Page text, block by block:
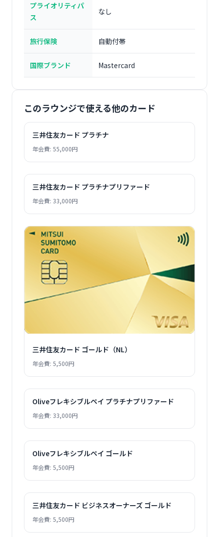
プライオリティパ
ス
なし
旅行保険 自動付帯
国際ブランド Mastercard
このラウンジで使える他のカード
三井住友カード プラチナ
年会費: 55,000円
三井住友カード プラチナプリファード
年会費: 33,000円
三井住友カード ゴールド（NL）
年会費: 5,500円
Oliveフレキシブルペイ プラチナプリファード
年会費: 33,000円
Oliveフレキシブルペイ ゴールド
年会費: 5,500円
三井住友カード ビジネスオーナーズ ゴールド
年会費: 5,500円